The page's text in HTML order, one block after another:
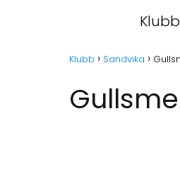
Klubb
Klubb Sandvika